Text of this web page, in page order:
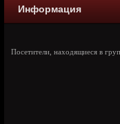
Информация
Посетители, находящиеся в